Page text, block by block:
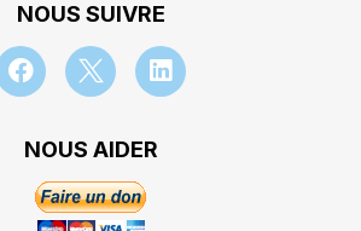
NOUS SUIVRE
NOUS AIDER